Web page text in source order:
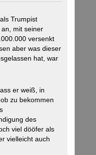
Trumpist
mit seiner
versenkt
aber was dieser
hat, war
er weiß, in
zu bekommen
des
viel dööfer als
vielleicht auch